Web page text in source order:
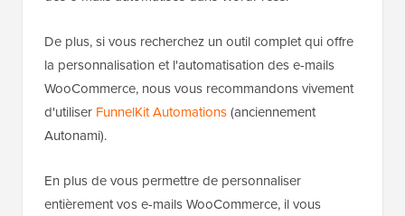
De plus, si vous recherchez un outil complet qui offre
la personnalisation et l'automatisation des e-mails
WooCommerce, nous vous recommandons vivement
d'utiliser FunnelKit Automations(anciennement
Autonami).
En plus de vous permettre de personnaliser
entièrement vos e-mails WooCommerce, il vous